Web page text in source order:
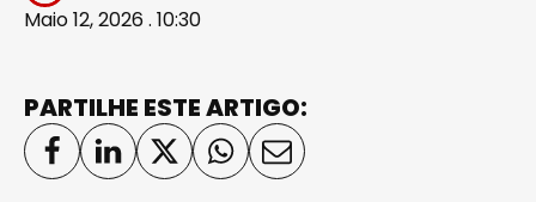
Maio 12, 2026 . 10:30
PARTILHE ESTE ARTIGO: